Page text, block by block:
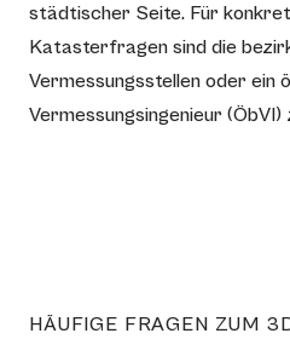
städtischer Seite. Für
Katasterfragen sind die
Vermessungsstellen oder ein
Vermessungsingenieur (ÖbVI)
HÄUFIGE FRAGEN ZUM